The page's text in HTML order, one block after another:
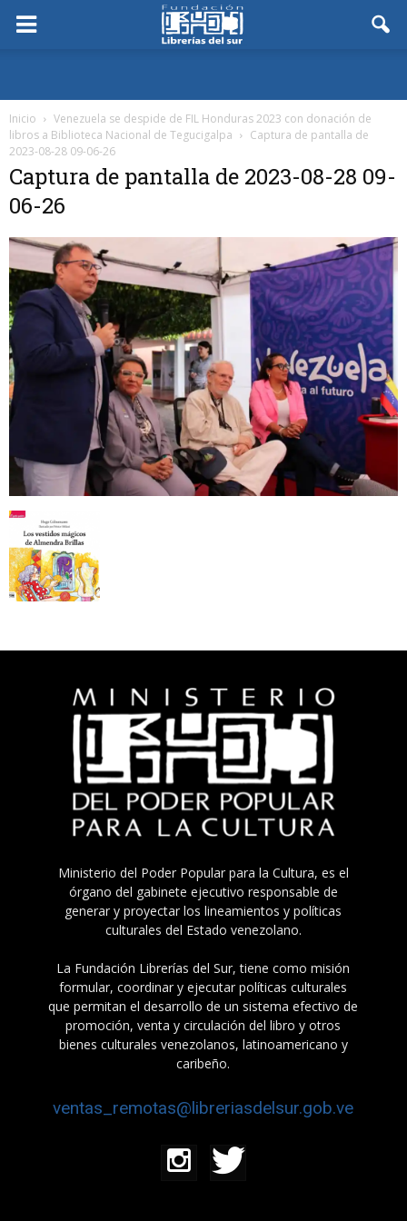
Inicio
Venezuela se despide de FIL Honduras 2023 con donación de
libros a Biblioteca Nacional de Tegucigalpa
Captura de pantalla de
2023-08-28 09-06-26
Captura de pantalla de 2023-08-28 09-
06-26
Ministerio del Poder Popular para la Cultura, es el
órgano del gabinete ejecutivo responsable de
generar y proyectar los lineamientos y políticas
culturales del Estado venezolano.
La Fundación Librerías del Sur, tiene como misión
formular, coordinar y ejecutar políticas culturales
que permitan el desarrollo de un sistema efectivo de
promoción, venta y circulación del libro y otros
bienes culturales venezolanos, latinoamericano y
caribeño.
ventas_remotas@libreriasdelsur.gob.ve